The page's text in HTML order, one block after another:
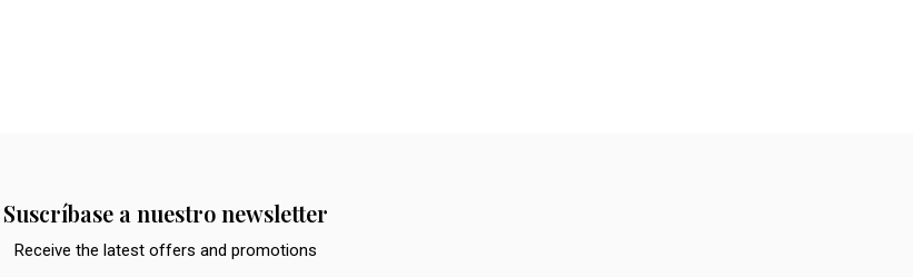
Suscríbase a nuestro newsletter
Receive the latest offers and promotions